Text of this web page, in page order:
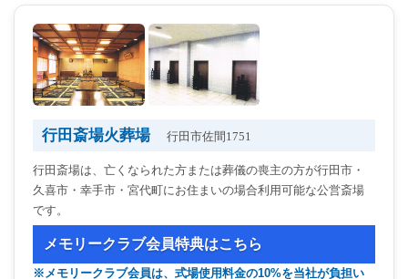
行田斎場火葬場 行田市佐間1751
行田斎場は、亡くなられた方または葬儀の喪主の方が行田市・
久喜市・幸手市・宮代町にお住まいの場合利用可能な公営斎場
です。
メモリークラブ会員特典はこちら
※メモリークラブ会員は、式場使用料金の10%を当社が負担い